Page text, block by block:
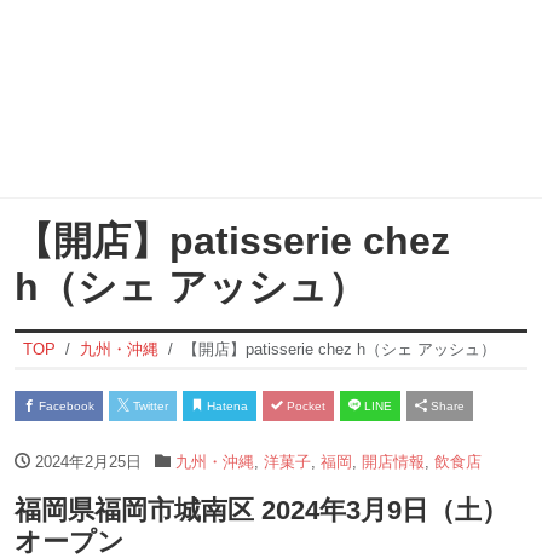
【開店】patisserie chez
h（シェ アッシュ）
TOP 九州・沖縄 【開店】patisserie chez h（シェ アッシュ）
Facebook Twitter Hatena Pocket LINE Share
2024年2月25日 九州・沖縄 洋菓子, 福岡 開店情報 飲食店
福岡県福岡市城南区 2024年3月9日（土）
オープン